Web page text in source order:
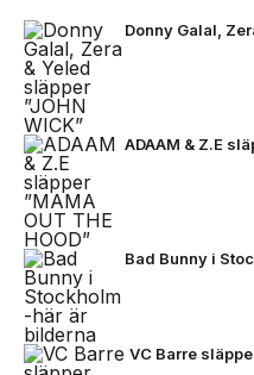
Donny Galal,
ADAAM & Z.E
Bad Bunny i
VC Barre